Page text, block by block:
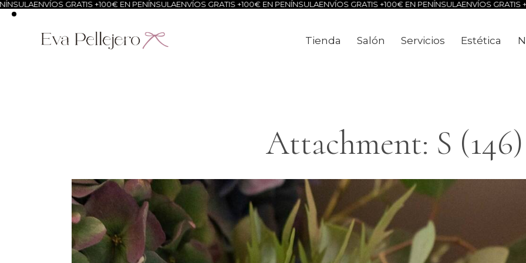
GRATIS +100€ EN PENÍNSULAENVÍOS GRATIS +100€ EN PENÍNSULAENVÍOS GRATIS +100€ EN PENÍNSULAENVÍOS GRATIS +100€ EN
Tienda Salón Servicios Estética
Attachment: S (146)